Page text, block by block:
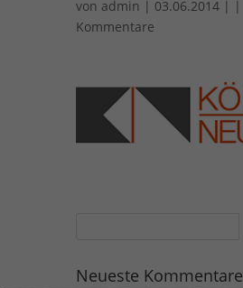
von admin | 03.06.2014 | |
Kommentare
Neueste Kommentare